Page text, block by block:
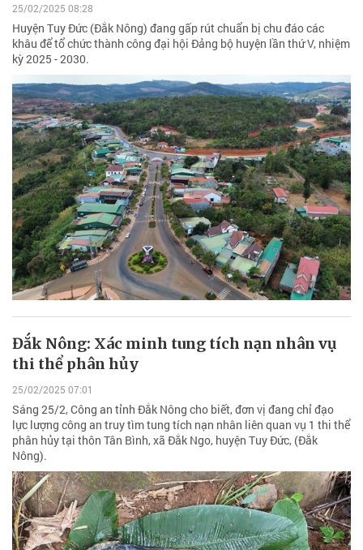
25/02/2025 08:28
Huyện Tuy Đức (Đắk Nông) đang gấp rút chuẩn bị chu đáo các
khâu để tổ chức thành công đại hội Đảng bộ huyện lần thứ V, nhiệm
kỳ 2025 - 2030.
Đắk Nông: Xác minh tung tích nạn nhân vụ
thi thể phân hủy
25/02/2025 07:01
Sáng 25/2, Công an tỉnh Đắk Nông cho biết, đơn vị đang chỉ đạo
lực lượng công an truy tìm tung tích nạn nhân liên quan vụ 1 thi thể
phân hủy tại thôn Tân Bình, xã Đắk Ngo, huyện Tuy Đức, (Đắk
Nông).